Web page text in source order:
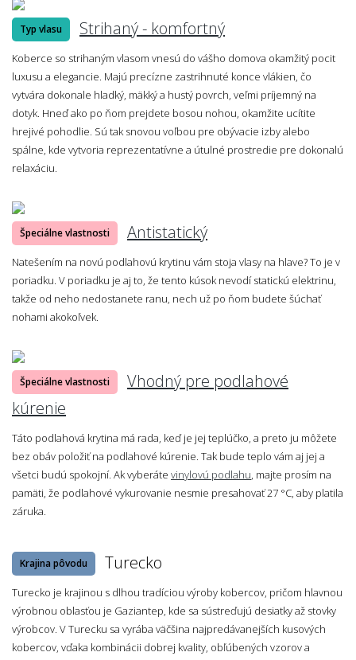
Typ vlasu Strihaný - komfortný
Koberce so strihaným vlasom vnesú do vášho domova okamžitý pocit
luxusu a elegancie. Majú precízne zastrihnuté konce vlákien, čo
vytvára dokonale hladký, mäkký a hustý povrch, veľmi príjemný na
dotyk. Hneď ako po ňom prejdete bosou nohou, okamžite ucítite
hrejivé pohodlie. Sú tak snovou voľbou pre obývacie izby alebo
spálne, kde vytvoria reprezentatívne a útulné prostredie pre dokonalú
relaxáciu.
Špeciálne vlastnosti Antistatický
Natešením na novú podlahovú krytinu vám stoja vlasy na hlave? To je v
poriadku. V poriadku je aj to, že tento kúsok nevodí statickú elektrinu,
takže od neho nedostanete ranu, nech už po ňom budete šúchať
nohami akokoľvek.
Špeciálne vlastnosti
Vhodný pre podlahové
kúrenie
Táto podlahová krytina má rada, keď je jej teplúčko, a preto ju môžete
bez obáv položiť na podlahové kúrenie. Tak bude teplo vám aj jej a
všetci budú spokojní. Ak vyberáte vinylovú podlahu , majte prosím na
pamäti, že podlahové vykurovanie nesmie presahovať 27 °C, aby platila
záruka.
Krajina pôvodu Turecko
Turecko je krajinou s dlhou tradíciou výroby kobercov, pričom hlavnou
výrobnou oblasťou je Gaziantep, kde sa sústreďujú desiatky až stovky
výrobcov. V Turecku sa vyrába väčšina najpredávanejších kusových
kobercov, vďaka kombinácii dobrej kvality, obľúbených vzorov a